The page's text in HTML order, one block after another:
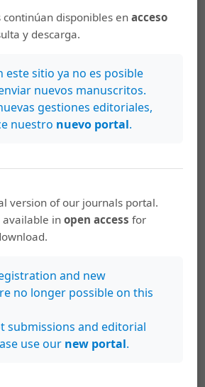
y juventudes, la familia en
XXI. San José: Editorial
“La alimentación de los niños”.
E. (1980). “Concepto de frío y
y alimentación en el cantón de La
de Ciencias de la
(2001). “Food selection and eating
J. Nutr. Ed.33: 224-233.
G. (2003). Los significados de la
del 2004]; URL:
y significados de los procesos
y la alimentación en un grupo de
diabéticos, bajo un enfoque
continúan disponibles enacceso
y descarga.
este sitio ya no es posible
nuevos manuscritos.
gestiones editoriales,
nuestro nuevo portal.
version of our journals portal.
available inopen access for
and new
no longer possible on this
submissions and editorial
use our new portal.